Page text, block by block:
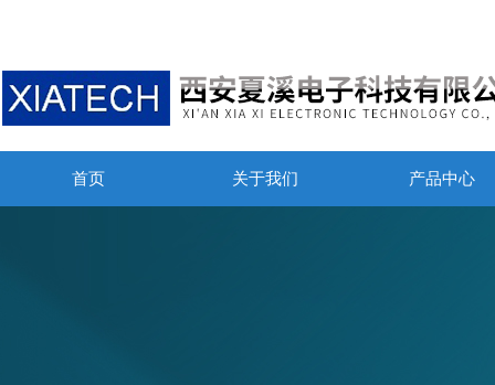
首页 关于我们 产品中心